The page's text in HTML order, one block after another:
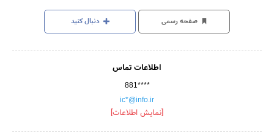
صفحه رسمی دنبال کنید
اطلاعات تماس
881****
ic*@info.ir
[نمایش اطلاعات]